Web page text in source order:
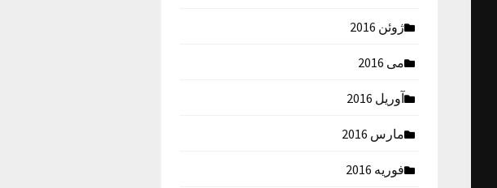
ژوئن 2016
می 2016
آوریل 2016
مارس 2016
فوریه 2016